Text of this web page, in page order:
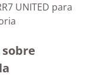
UNITED para